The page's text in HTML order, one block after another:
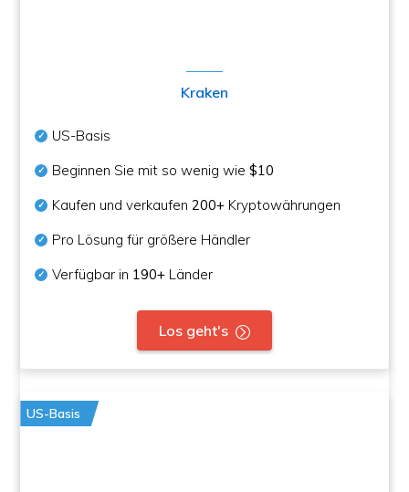
Kraken
US-Basis
Beginnen Sie mit so wenig wie$10
Kaufen und verkaufen200+ Kryptowährungen
Pro Lösung für größere Händler
Verfügbar in 190+ Länder
Los geht's
US-Basis